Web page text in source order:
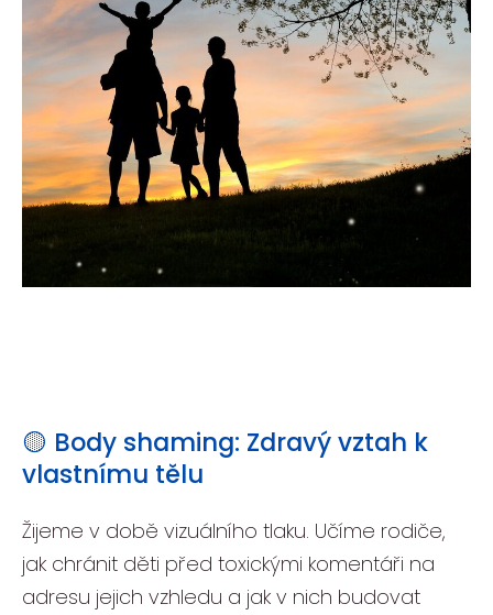
🟡 Body shaming: Zdravý vztah k
vlastnímu tělu
Žijeme v době vizuálního tlaku. Učíme rodiče,
jak chránit děti před toxickými komentáři na
adresu jejich vzhledu a jak v nich budovat